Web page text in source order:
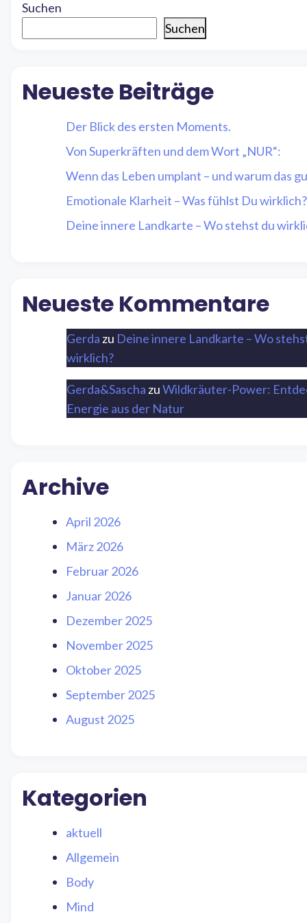
Suchen
Suchen
Neueste Beiträge
Der Blick des ersten Moments.
Von Superkräften und dem Wort „NUR“:
Wenn das Leben umplant – und warum das
Emotionale Klarheit – Was fühlst Du wirklich?
Deine innere Landkarte – Wo stehst du
Neueste Kommentare
Gerda zu Deine innere Landkarte – Wo
wirklich?
Gerda&Sascha zuWildkräuter-Power:
Energie aus der Natur
Archive
April 2026
März 2026
Februar 2026
Januar 2026
Dezember 2025
November 2025
Oktober 2025
September 2025
August 2025
Kategorien
aktuell
Allgemein
Body
Mind